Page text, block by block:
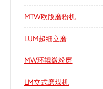
MTW欧版磨粉机
LUM超细立磨
MW环辊微粉磨
LM立式磨煤机